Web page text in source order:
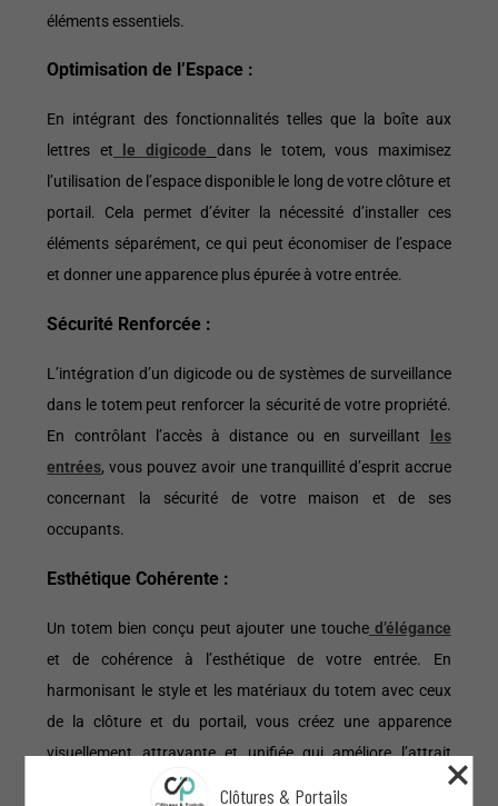
éléments essentiels.
Optimisation de l’Espace :
En intégrant des fonctionnalités telles que la boîte aux
lettres et le digicode
dans le totem, vous maximisez
l’utilisation de l’espace disponible le long de votre clôture et
portail. Cela permet d’éviter la nécessité d’installer ces
éléments séparément, ce qui peut économiser de l’espace
et donner une apparence plus épurée à votre entrée.
Sécurité Renforcée :
L’intégration d’un digicode ou de systèmes de surveillance
dans le totem peut renforcer la sécurité de votre propriété.
En contrôlant l’accès à distance ou en surveillant
les
entrées, vous pouvez avoir une tranquillité d’esprit accrue
concernant la sécurité de votre maison et de ses
occupants.
Esthétique Cohérente :
Un totem bien conçu peut ajouter une touched’élégance
et de cohérence à l’esthétique de votre entrée. En
harmonisant le style et les matériaux du totem avec ceux
de la clôture et du portail, vous créez une apparence
visuellement attrayante et unifiée qui améliore l’attrait
global de votre propriété.
Clôtures & Portails